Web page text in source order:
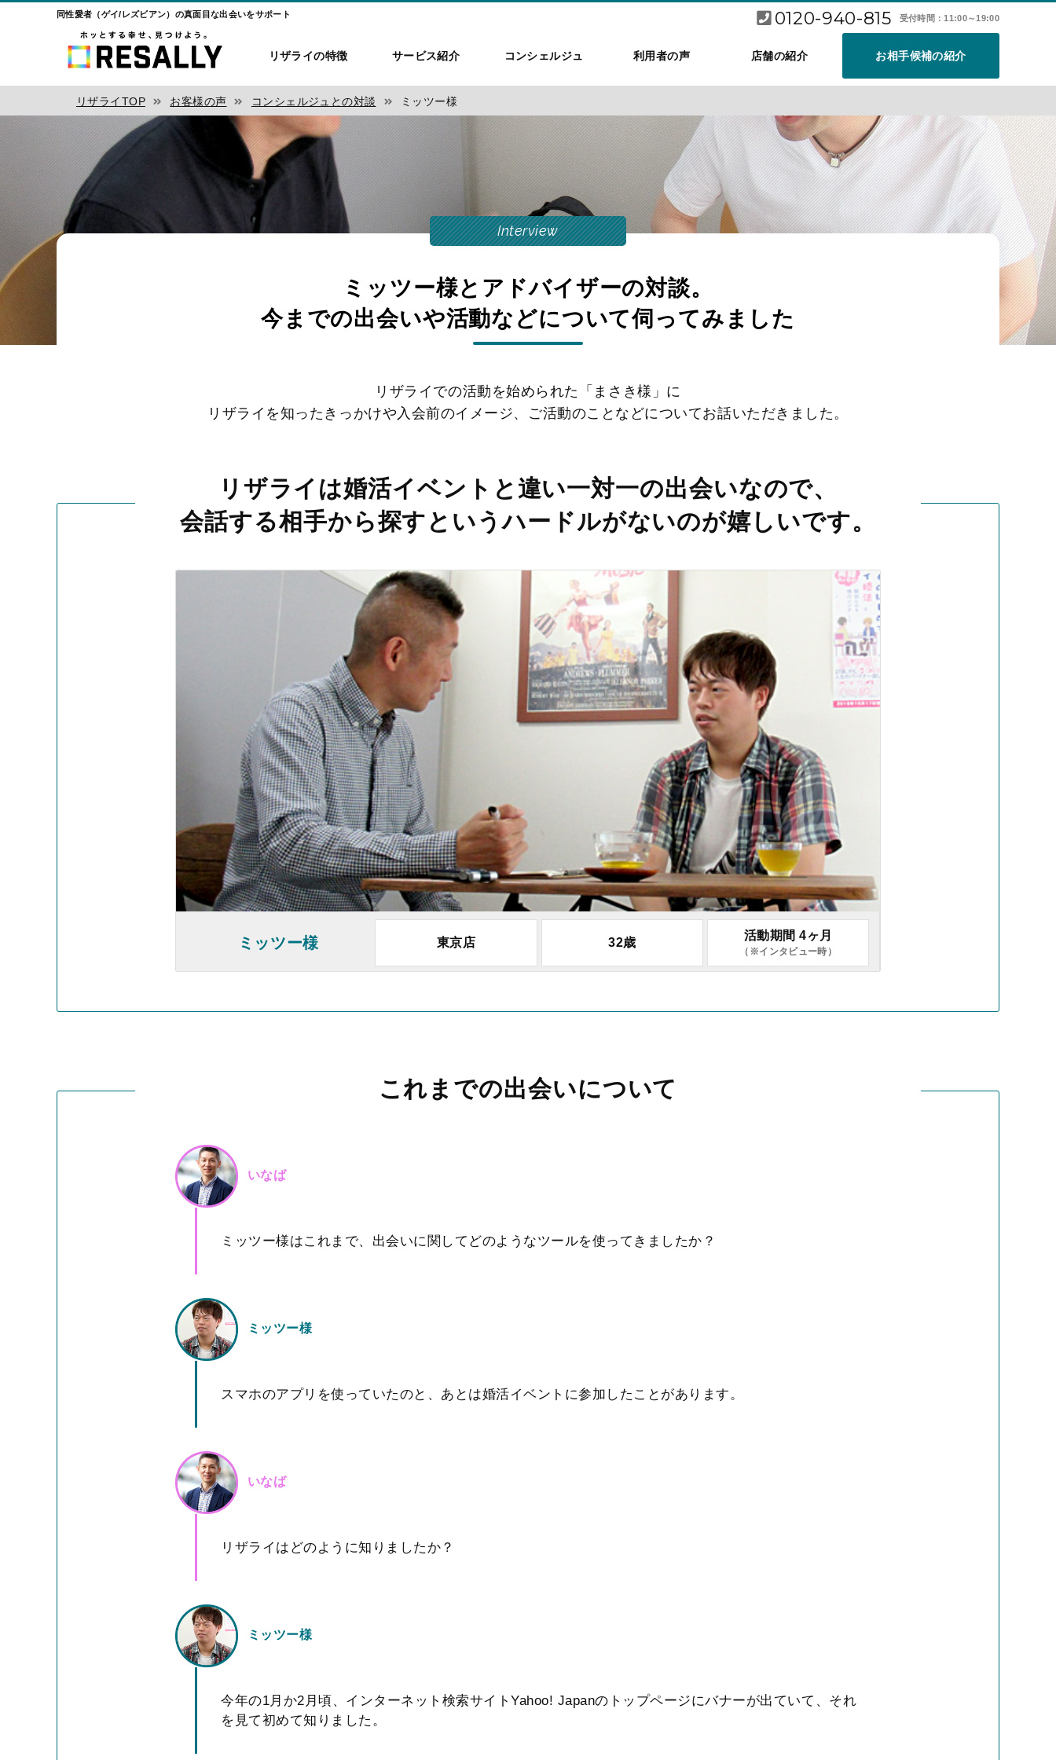
同性愛者（ゲイ/レズビアン）の真面目な出会いをサポート 0120-940-815 受付時間：11:00～19:00
リザライの特徴 サービス紹介 コンシェルジュ 利用者の声 店舗の紹介 お相手候補の紹介
リザライTOP お客様の声 コンシェルジュとの対談 ミッツー様
Interview
ミッツー様とアドバイザーの対談。
今までの出会いや活動などについて伺ってみました
リザライでの活動を始められた「まさき様」に
リザライを知ったきっかけや入会前のイメージ、ご活動のことなどについてお話いただきました。
リザライは婚活イベントと違い一対一の出会いなので、
会話する相手から探すというハードルがないのが嬉しいです。
ミッツー様 東京店 32歳
活動期間 4ヶ月
（※インタビュー時）
これまでの出会いについて
いなば
ミッツー様はこれまで、出会いに関してどのようなツールを使ってきましたか？
ミッツー様
スマホのアプリを使っていたのと、あとは婚活イベントに参加したことがあります。
いなば
リザライはどのように知りましたか？
ミッツー様
今年の1月か2月頃、インターネット検索サイトYahoo! Japanのトップページにバナーが出ていて、それ
を見て初めて知りました。